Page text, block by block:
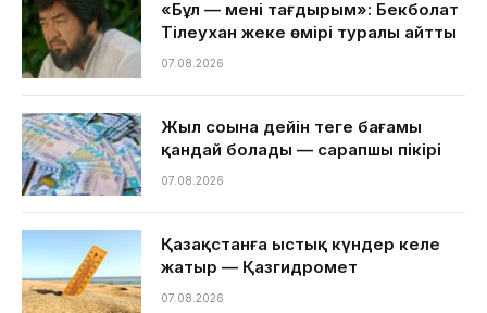
«Бұл — менің тағдырым»: Бекболат
Тілеухан жеке өмірі туралы айтты
07.08.2026
Жыл соңына дейін теңге бағамы
қандай болады — сарапшы пікірі
07.08.2026
Қазақстанға ыстық күндер келе
жатыр — Қазгидромет
07.08.2026